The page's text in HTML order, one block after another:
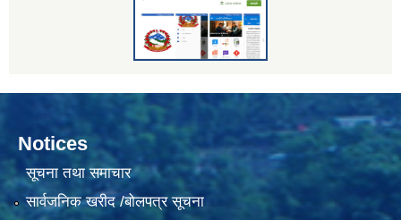
Notices
सूचना तथा समाचार
सार्वजनिक खरीद /बोलपत्र सूचना